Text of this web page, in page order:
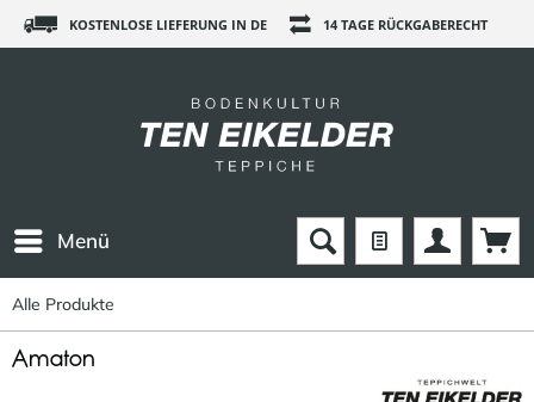
KOSTENLOSE LIEFERUNG IN DE 14 TAGE RÜCKGABERECHT
Menü
Alle Produkte
Amaton